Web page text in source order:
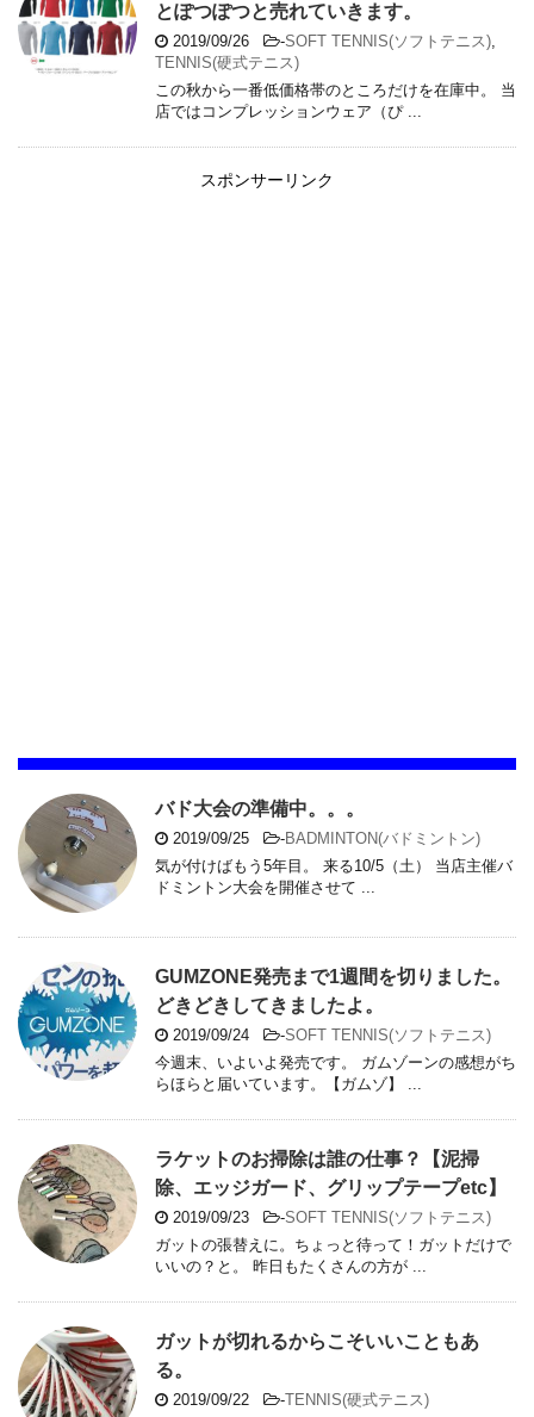
とぽつぽつと売れていきます。
2019/09/26 -SOFT TENNIS(ソフトテニス),
TENNIS(硬式テニス)
この秋から一番低価格帯のところだけを在庫中。 当
店ではコンプレッションウェア（ぴ ...
スポンサーリンク
バド大会の準備中。。。
2019/09/25 -BADMINTON(バドミントン)
気が付けばもう5年目。 来る10/5（土） 当店主催バ
ドミントン大会を開催させて ...
GUMZONE発売まで1週間を切りました。
どきどきしてきましたよ。
2019/09/24 -SOFT TENNIS(ソフトテニス)
今週末、いよいよ発売です。 ガムゾーンの感想がち
らほらと届いています。【ガムゾ】 ...
ラケットのお掃除は誰の仕事？【泥掃
除、エッジガード、グリップテープetc】
2019/09/23 -SOFT TENNIS(ソフトテニス)
ガットの張替えに。ちょっと待って！ガットだけで
いいの？と。 昨日もたくさんの方が ...
ガットが切れるからこそいいこともあ
る。
2019/09/22 -TENNIS(硬式テニス)